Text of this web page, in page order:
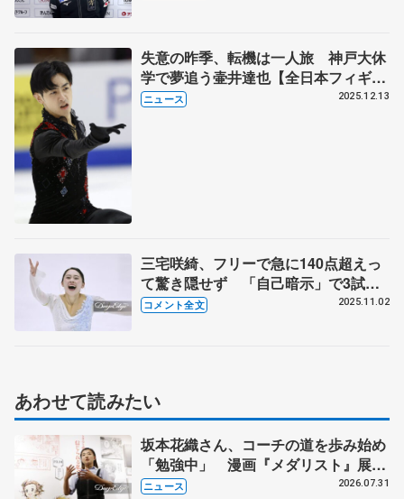
一夜明け】
失意の昨季、転機は一人旅 神戸大休
学で夢追う壷井達也【全日本フィギュ
ア直前連載⑥】
ニュース 2025.12.13
三宅咲綺、フリーで急に140点超えっ
て驚き隠せず 「自己暗示」で3試合
連続のトリプルアクセル成功 【西日
コメント全文 2025.11.02
あわせて読みたい
坂本花織さん、コーチの道を歩み始め
「勉強中」 漫画『メダリスト』展覧
会で子どもたちにエール
ニュース 2026.07.31